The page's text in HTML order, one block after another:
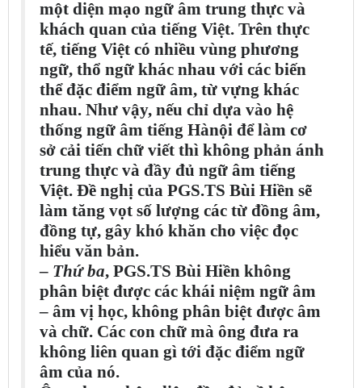
một diện mạo ngữ âm trung thực và
khách quan của tiếng Việt. Trên thực
tế, tiếng Việt có nhiều vùng phương
ngữ, thổ ngữ khác nhau với các biến
thể đặc điểm ngữ âm, từ vựng khác
nhau. Như vậy, nếu chỉ dựa vào hệ
thống ngữ âm tiếng Hànội để làm cơ
sở cải tiến chữ viết thì không phản ánh
trung thực và đầy đủ ngữ âm tiếng
Việt. Đề nghị của PGS.TS Bùi Hiền sẽ
làm tăng vọt số lượng các từ đồng âm,
đồng tự, gây khó khăn cho việc đọc
hiểu văn bản.
– Thứ ba, PGS.TS Bùi Hiền không
phân biệt được các khái niệm ngữ âm
– âm vị học, không phân biệt được âm
và chữ. Các con chữ mà ông đưa ra
không liên quan gì tới đặc điểm ngữ
âm của nó.